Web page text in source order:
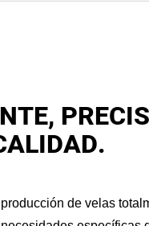
de velas